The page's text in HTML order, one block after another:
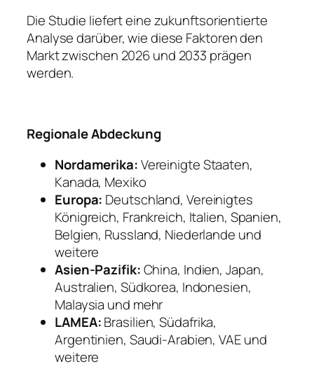
Die Studie liefert eine zukunftsorientierte
Analyse darüber, wie diese Faktoren den
Markt zwischen 2026 und 2033 prägen
werden.
Regionale Abdeckung
Nordamerika:Vereinigte Staaten,
Kanada, Mexiko
Europa: Deutschland, Vereinigtes
Königreich, Frankreich, Italien, Spanien,
Belgien, Russland, Niederlande und
weitere
Asien-Pazifik:China, Indien, Japan,
Australien, Südkorea, Indonesien,
Malaysia und mehr
LAMEA:Brasilien, Südafrika,
Argentinien, Saudi-Arabien, VAE und
weitere